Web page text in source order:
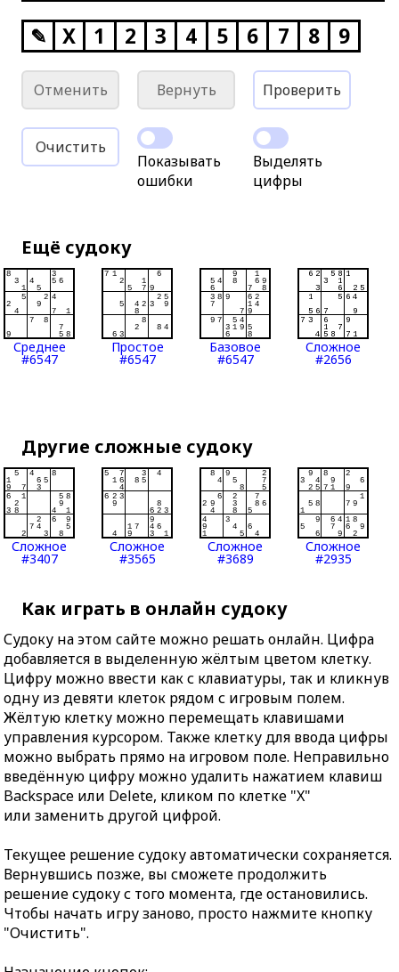
✎ X 1 2 3 4 5 6 7 8 9
Отменить Вернуть Проверить
Очистить
Показывать
ошибки
Выделять
цифры
Ещё судоку
Среднее
#6547
Простое
#6547
Базовое
#6547
Сложное
#2656
Другие сложные судоку
Сложное
#3407
Сложное
#3565
Сложное
#3689
Сложное
#2935
Как играть в онлайн судоку
Судоку на этом сайте можно решать онлайн. Цифра
добавляется в выделенную жёлтым цветом клетку.
Цифру можно ввести как с клавиатуры, так и кликнув
одну из девяти клеток рядом с игровым полем.
Жёлтую клетку можно перемещать клавишами
управления курсором. Также клетку для ввода цифры
можно выбрать прямо на игровом поле. Неправильно
введённую цифру можно удалить нажатием клавиш
Backspace или Delete, кликом по клетке "X"
или заменить другой цифрой.
Текущее решение судоку автоматически сохраняется.
Вернувшись позже, вы сможете продолжить
решение судоку с того момента, где остановились.
Чтобы начать игру заново, просто нажмите кнопку
"Очистить".